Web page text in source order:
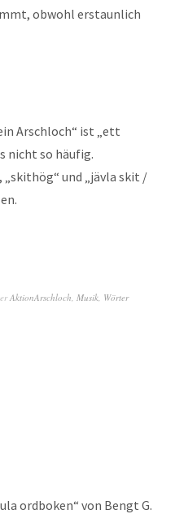
obwohl erstaunlich
Arschloch“ ist „ett
nicht so häufig.
und „jävla skit /
AktionArschloch Musik Wörter
ordboken“ von Bengt G.